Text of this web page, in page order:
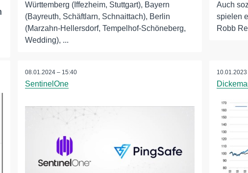
Württemberg (Iffezheim, Stuttgart), Bayern
(Bayreuth, Schäftlarn, Schnaittach), Berlin
(Marzahn-Hellersdorf, Tempelhof-Schöneberg,
Wedding), ...
Auch
spielen
Robb
08.01.2024 – 15:40
SentinelOne